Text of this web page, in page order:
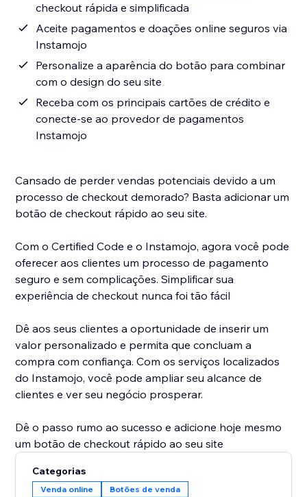
checkout rápida e simplificada
Aceite pagamentos e doações online seguros via
Instamojo
Personalize a aparência do botão para combinar
com o design do seu site
Receba com os principais cartões de crédito e
conecte-se ao provedor de pagamentos
Instamojo
Cansado de perder vendas potenciais devido a um
processo de checkout demorado? Basta adicionar um
botão de checkout rápido ao seu site.
Com o Certified Code e o Instamojo, agora você pode
oferecer aos clientes um processo de pagamento
seguro e sem complicações. Simplificar sua
experiência de checkout nunca foi tão fácil
Dê aos seus clientes a oportunidade de inserir um
valor personalizado e permita que concluam a
compra com confiança. Com os serviços localizados
do Instamojo, você pode ampliar seu alcance de
clientes e ver seu negócio prosperar.
Dê o passo rumo ao sucesso e adicione hoje mesmo
um botão de checkout rápido ao seu site
Categorias
Venda online Botões de venda